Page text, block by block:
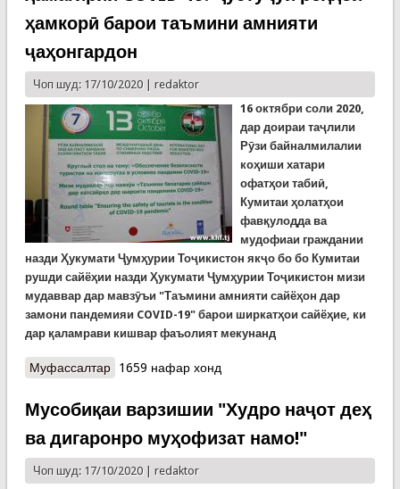
ҳамкорӣ барои таъмини амнияти
ҷаҳонгардон
Чоп шуд: 17/10/2020 | redaktor
16 октябри соли 2020,
дар доираи таҷлили
Рӯзи байналмилалии
коҳиши хатари
офатҳои табиӣ,
Кумитаи ҳолатҳои
фавқулодда ва
мудофиаи граждании
назди Ҳукумати Ҷумҳурии Тоҷикистон якҷо бо бо Кумитаи
рушди сайёҳии назди Ҳукумати Ҷумҳурии Тоҷикистон мизи
мудаввар дар мавзӯъи "Таъмини амнияти сайёҳон дар
замони пандемияи COVID-19" барои ширкатҳои сайёҳие, ки
дар қаламрави кишвар фаъолият мекунанд
Муфассалтаро Ширкатҳои сайёҳӣ дар замони ҳамагирии
таъмини амнияти ҷаҳонгардон
1659 нафар хонд
Мусобиқаи варзишии "Худро наҷот деҳ
ва дигаронро муҳофизат намо!"
Чоп шуд: 17/10/2020 | redaktor